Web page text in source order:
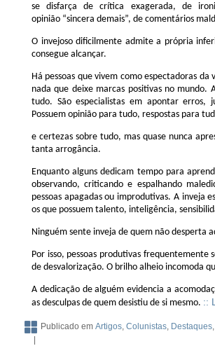
se disfarça de crítica exagerada, de
opinião “sincera demais”, de comentários
O invejoso dificilmente admite a própria
consegue alcançar.
Há pessoas que vivem como espectadoras
nada que deixe marcas positivas no mundo.
tudo. São especialistas em apontar erros,
Possuem opinião para tudo, respostas para
e certezas sobre tudo, mas quase nunca
tanta arrogância.
Enquanto alguns dedicam tempo para
observando, criticando e espalhando
pessoas apagadas ou improdutivas. A inveja
os que possuem talento, inteligência,
Ninguém sente inveja de quem não desperta
Por isso, pessoas produtivas
de desvalorização. O brilho alheio incomoda
A dedicação de alguém evidencia a
as desculpas de quem desistiu de si mesmo. ::
Publicado em Artigos Colunistas Destaques
|